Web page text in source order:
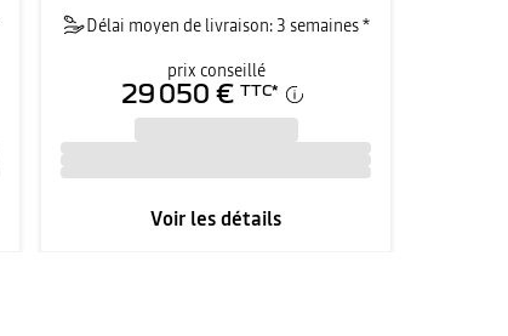
Délai moyen de livraison: 3 semaines *
prix conseillé
29 050 € TTC*
Voir les détails